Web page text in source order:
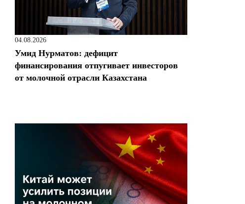
04.08.2026
Умид Нурматов: дефицит
финансирования отпугивает инвесторов
от молочной отрасли Казахстана